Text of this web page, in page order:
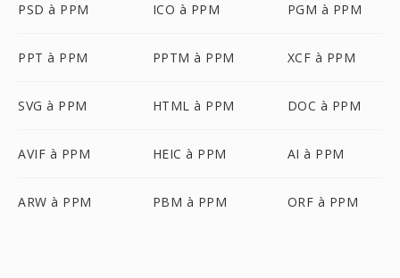
PSD à PPM ICO à PPM PGM à PPM
PPT à PPM PPTM à PPM XCF à PPM
SVG à PPM HTML à PPM DOC à PPM
AVIF à PPM HEIC à PPM AI à PPM
ARW à PPM PBM à PPM ORF à PPM